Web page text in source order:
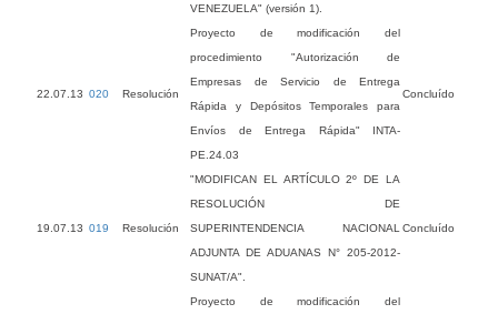
VENEZUELA" (versión 1).
22.07.13 020 Resolución
Proyecto de modificación del
procedimiento "Autorización de
Empresas de Servicio de Entrega
Rápida y Depósitos Temporales para
Envíos de Entrega Rápida" INTA-
PE.24.03
Concluído
19.07.13 019 Resolución
"MODIFICAN EL ARTÍCULO 2º DE LA
RESOLUCIÓN DE
SUPERINTENDENCIA NACIONAL
ADJUNTA DE ADUANAS N° 205-2012-
SUNAT/A".
Concluído
Proyecto de modificación del